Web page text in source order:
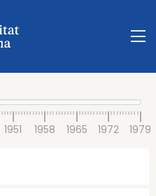
1951 1958 1965 1972 1979